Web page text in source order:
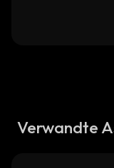
Verwandte